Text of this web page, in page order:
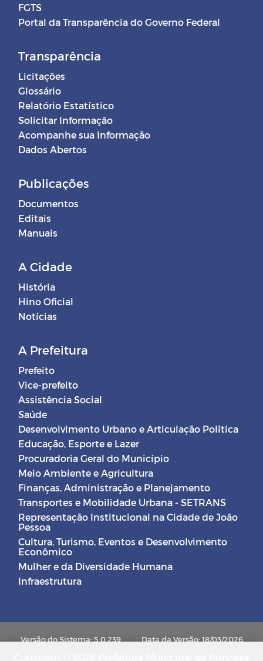
FGTS
Portal da Transparência do Governo Federal
Transparência
Licitações
Glossário
Relatório Estatístico
Solicitar Informação
Acompanhe sua Informação
Dados Abertos
Publicações
Documentos
Editais
Manuais
A Cidade
História
Hino Oficial
Notícias
A Prefeitura
Prefeito
Vice-prefeito
Assistência Social
Saúde
Desenvolvimento Urbano e Articulação Política
Educação, Esporte e Lazer
Procuradoria Geral do Município
Meio Ambiente e Agricultura
Finanças, Administração e Planejamento
Transportes e Mobilidade Urbana - SETRANS
Representação Institucional na Cidade de João
Pessoa
Cultura, Turismo, Eventos e Desenvolvimento
Econômico
Mulher e da Diversidade Humana
Infraestrutura
Versão do Sistema: 5.0.239 Data da Versão: 18/03/2026